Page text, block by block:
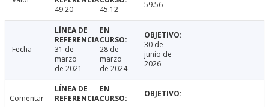
49.20
45.12 59.56
Fecha
31 de
marzo
de 2021
28 de
marzo
de 2024
30 de
junio de
2026
Comentar